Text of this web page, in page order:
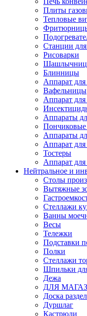
Плиты
Тепловые
Станции
Рисоварки
Блинницы
Аппарат
Вафельницы
Аппарат
Аппараты
Пончиковые
Аппараты
Аппарат для
Тостеры
Аппарат
Нейтральное и
Столы
Вытяжные
Стеллажи
Ванны
Весы
Тележки
Подставки
Полки
Стеллажи
Шпильки
Дежа
ДЛЯ
Доска
Дуршлаг
Кастрюли